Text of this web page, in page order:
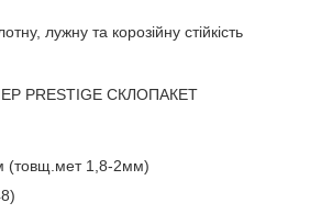
лужну та корозійну стійкість
PRESTIGE СКЛОПАКЕТ
(товщ.мет 1,8-2мм)